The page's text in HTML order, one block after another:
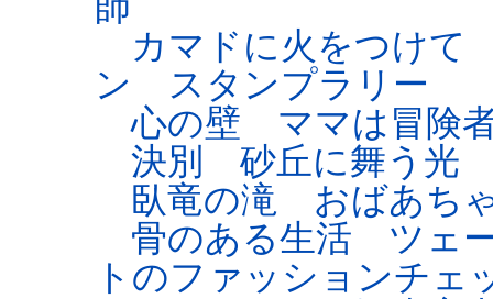
カマドに火をつけて
ン スタンプラリー
心の壁 ママは冒険
決別 砂丘に舞う光
臥竜の滝 おばあち
骨のある生活 ツェ
トのファッションチェ